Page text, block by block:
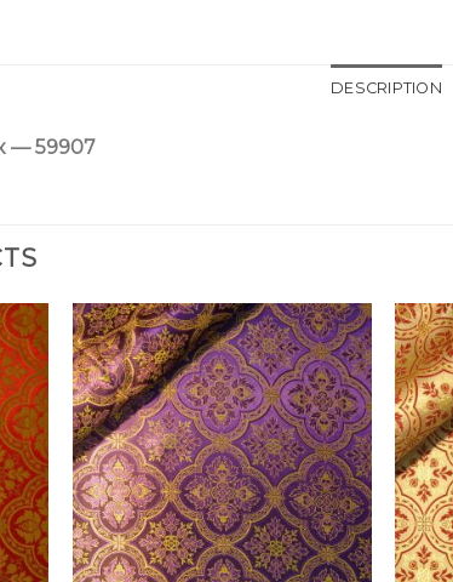
DESCRIPTION
— 59907